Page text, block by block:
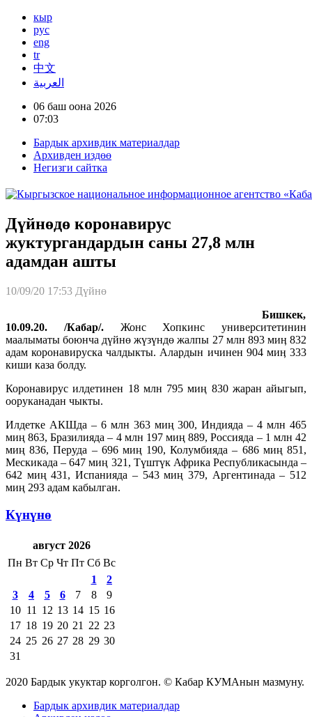
кыр
рус
eng
tr
中文
العربية
06 баш оона 2026
07:03
Бардык архивдик материалдар
Архивден издөө
Негизги сайтка
Дүйнөдө коронавирус
жуктургандардын саны 27,8 млн
адамдан ашты
10/09/20 17:53 Дүйнө
Бишкек,
10.09.20. /Кабар/.Жонс Хопкинс университетинин
маалыматы боюнча дүйнө жүзүндө жалпы 27 млн 893 миӊ 832
адам коронавируска чалдыкты. Алардын ичинен 904 миӊ 333
киши каза болду.
Коронавирус илдетинен 18 млн 795 миң 830 жаран айыгып,
ооруканадан чыкты.
Илдетке АКШда – 6 млн 363 миң 300, Индияда – 4 млн 465
миң 863, Бразилияда – 4 млн 197 миң 889, Россияда – 1 млн 42
миң 836, Перуда – 696 миң 190, Колумбияда – 686 миң 851,
Мескикада – 647 миң 321, Түштүк Африка Республикасында –
642 миң 431, Испанияда – 543 миң 379, Аргентинада – 512
миң 293 адам кабылган.
Күнүнө
август 2026
Пн Вт Ср Чт Пт Сб Вс
1
2
3
4 5 6 7 8
9
10 11 12 13 14 15 16
17 18 19 20 21 22 23
24 25 26 27 28 29 30
31
2020 Бардык укуктар корголгон. © Кабар КУМАнын мазмуну.
Бардык архивдик материалдар